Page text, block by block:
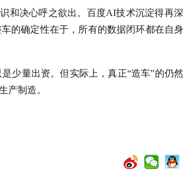
和决心呼之欲出。百度AI技术沉淀得再深
的确定性在于，所有的数据闭环都在自身
少量出资。但实际上，真正“造车”的仍然
产制造。